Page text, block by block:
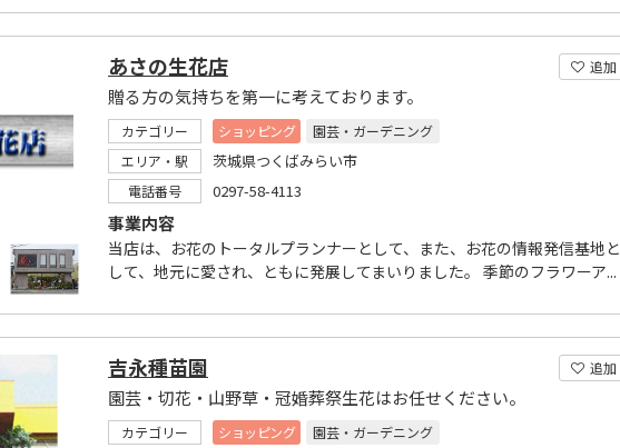
追加
あさの生花店
贈る方の気持ちを第一に考えております。
カテゴリー ショッピング
園芸・ガーデニング
エリア・駅
茨城県つくばみらい市
電話番号 0297-58-4113
事業内容
当店は、お花のトータルプランナーとして、また、お花の情報発信基地と
して、地元に愛され、ともに発展してまいりました。 季節のフラワーア...
追加
吉永種苗園
園芸・切花・山野草・冠婚葬祭生花はお任せください。
カテゴリー ショッピング
園芸・ガーデニング